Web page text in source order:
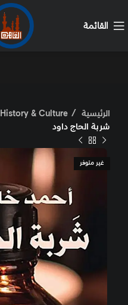
القائمة
الرئيسية
History & Culture: التاريخ والثقافة
شربة الحاج داود
غير متوفر